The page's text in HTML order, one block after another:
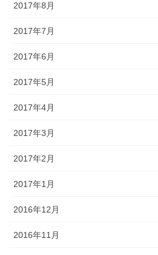
2017年8月
2017年7月
2017年6月
2017年5月
2017年4月
2017年3月
2017年2月
2017年1月
2016年12月
2016年11月